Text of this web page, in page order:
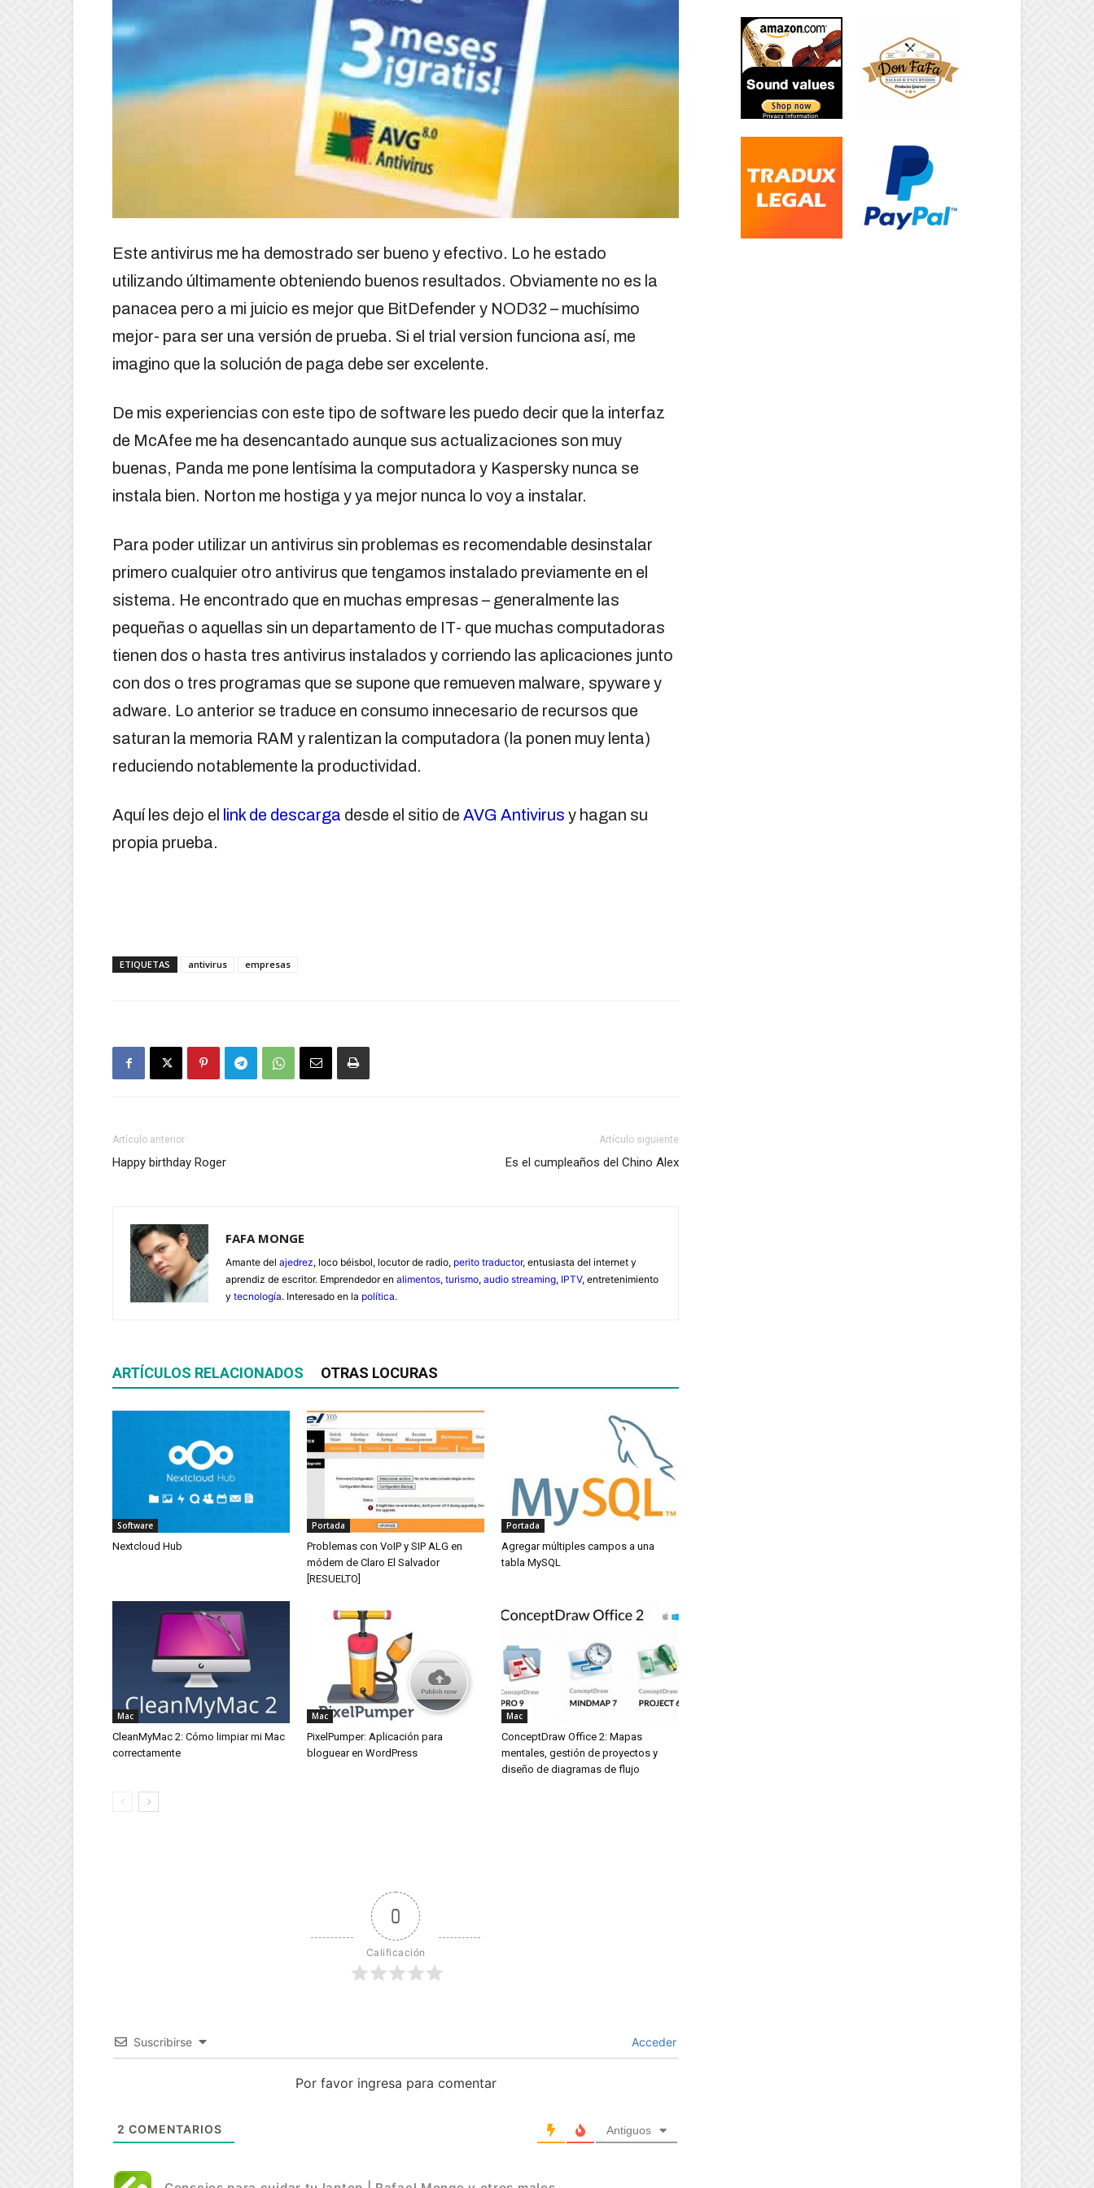
Este antivirus me ha demostrado ser bueno y efectivo. Lo he estado
utilizando últimamente obteniendo buenos resultados. Obviamente no es la
panacea pero a mi juicio es mejor que BitDefender y NOD32 – muchísimo
mejor- para ser una versión de prueba. Si el trial version funciona así, me
imagino que la solución de paga debe ser excelente.
De mis experiencias con este tipo de software les puedo decir que la interfaz
de McAfee me ha desencantado aunque sus actualizaciones son muy
buenas, Panda me pone lentísima la computadora y Kaspersky nunca se
instala bien. Norton me hostiga y ya mejor nunca lo voy a instalar.
Para poder utilizar un antivirus sin problemas es recomendable desinstalar
primero cualquier otro antivirus que tengamos instalado previamente en el
sistema. He encontrado que en muchas empresas – generalmente las
pequeñas o aquellas sin un departamento de IT- que muchas computadoras
tienen dos o hasta tres antivirus instalados y corriendo las aplicaciones junto
con dos o tres programas que se supone que remueven malware, spyware y
adware. Lo anterior se traduce en consumo innecesario de recursos que
saturan la memoria RAM y ralentizan la computadora (la ponen muy lenta)
reduciendo notablemente la productividad.
Aquí les dejo el link de descarga desde el sitio de AVG Antivirus y hagan su
propia prueba.
ETIQUETAS antivirus empresas
Artículo anterior
Happy birthday Roger
Artículo siguiente
Es el cumpleaños del Chino Alex
FAFA MONGE
Amante del ajedrez, loco béisbol, locutor de radio, perito traductor, entusiasta del internet y
aprendiz de escritor. Emprendedor en alimentos, turismo, audio streaming, IPTV, entretenimiento
y tecnología. Interesado en la política.
ARTÍCULOS RELACIONADOS OTRAS LOCURAS
Software
Nextcloud Hub
Portada
Problemas con VoIP y SIP ALG en
módem de Claro El Salvador
[RESUELTO]
Portada
Agregar múltiples campos a una
tabla MySQL
Mac
CleanMyMac 2: Cómo limpiar mi Mac
correctamente
Mac
PixelPumper: Aplicación para
bloguear en WordPress
Mac
ConceptDraw Office 2: Mapas
mentales, gestión de proyectos y
diseño de diagramas de flujo
0
Calificación
Suscribirse Acceder
Por favor ingresa para comentar
2 COMENTARIOS Antiguos